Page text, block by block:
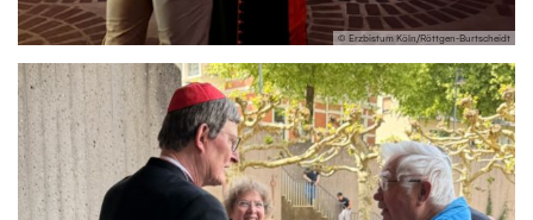
© Erzbistum Köln/Röttgen-Burtscheidt